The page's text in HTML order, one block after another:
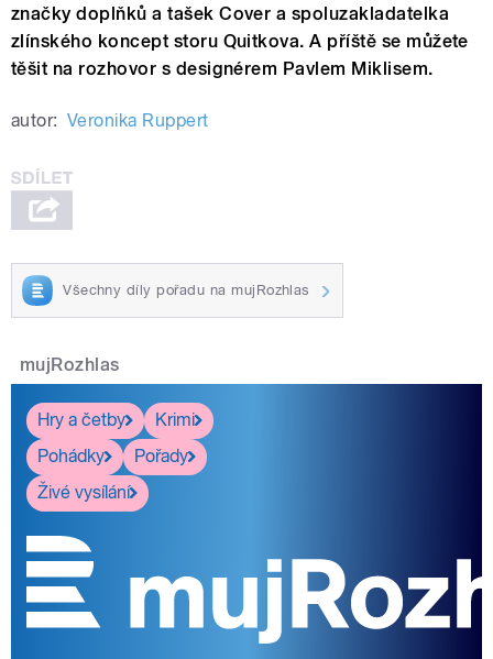
značky doplňků a tašek Cover a spoluzakladatelka
zlínského koncept storu Quitkova. A příště se můžete
těšit na rozhovor s designérem Pavlem Miklisem.
autor: Veronika Ruppert
Všechny díly pořadu na mujRozhlas
mujRozhlas
Hry a četby
Krimi
Pohádky
Pořady
Živé vysílání